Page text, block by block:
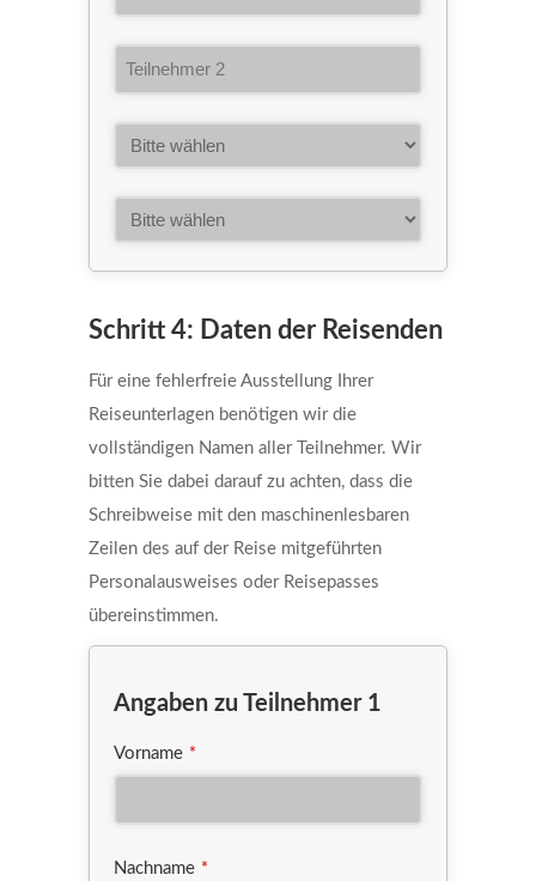
Schritt 4: Daten der Reisenden
Für eine fehlerfreie Ausstellung Ihrer
Reiseunterlagen benötigen wir die
vollständigen Namen aller Teilnehmer. Wir
bitten Sie dabei darauf zu achten, dass die
Schreibweise mit den maschinenlesbaren
Zeilen des auf der Reise mitgeführten
Personalausweises oder Reisepasses
übereinstimmen.
Angaben zu Teilnehmer 1
Vorname *
Nachname *